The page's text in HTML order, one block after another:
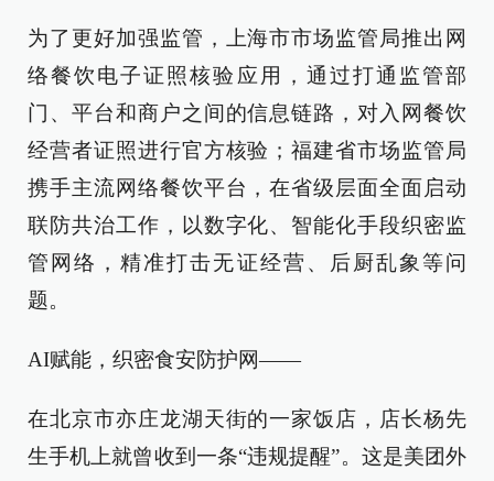
为了更好加强监管，上海市市场监管局推出网
络餐饮电子证照核验应用，通过打通监管部
门、平台和商户之间的信息链路，对入网餐饮
经营者证照进行官方核验；福建省市场监管局
携手主流网络餐饮平台，在省级层面全面启动
联防共治工作，以数字化、智能化手段织密监
管网络，精准打击无证经营、后厨乱象等问
题。
AI赋能，织密食安防护网——
在北京市亦庄龙湖天街的一家饭店，店长杨先
生手机上就曾收到一条“违规提醒”。这是美团外